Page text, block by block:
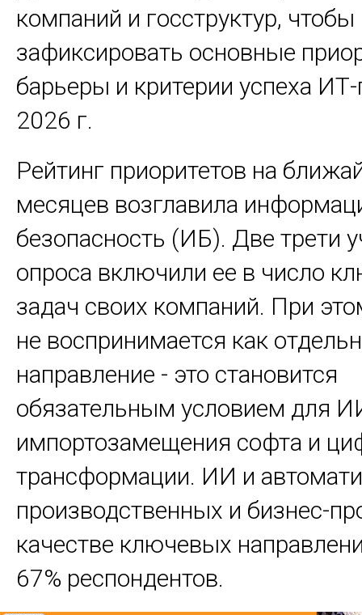
компаний и госструктур, чтобы
зафиксировать основные
барьеры и критерии успеха
2026 г.
Рейтинг приоритетов на
месяцев возглавила
безопасность (ИБ). Две трети
опроса включили ее в число
задач своих компаний. При
не воспринимается как
направление - это становится
обязательным условием для
импортозамещения софта и
трансформации. ИИ и
производственных и бизнес-
качестве ключевых
67% респондентов.